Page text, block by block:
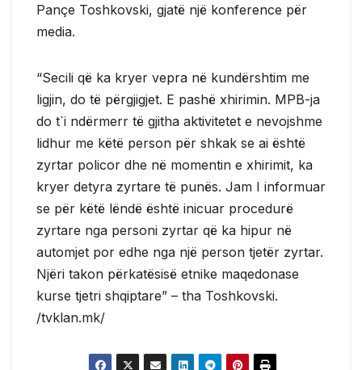
Pançe Toshkovski, gjatë një konference për
media.
“Secili që ka kryer vepra në kundërshtim me
ligjin, do të përgjigjet. E pashë xhirimin. MPB-ja
do t`i ndërmerr të gjitha aktivitetet e nevojshme
lidhur me këtë person për shkak se ai është
zyrtar policor dhe në momentin e xhirimit, ka
kryer detyra zyrtare të punës. Jam I informuar
se për këtë lëndë është inicuar procedurë
zyrtare nga personi zyrtar që ka hipur në
automjet por edhe nga një person tjetër zyrtar.
Njëri takon përkatësisë etnike maqedonase
kurse tjetri shqiptare” – tha Toshkovski.
/tvklan.mk/